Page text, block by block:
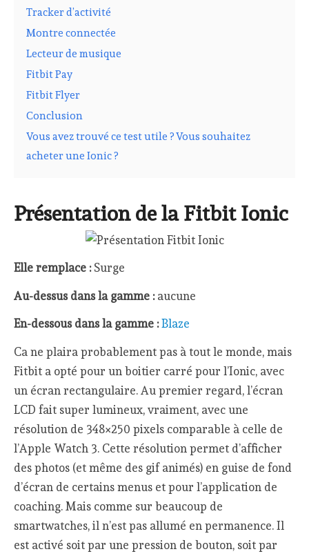
Tracker d’activité
Montre connectée
Lecteur de musique
Fitbit Pay
Fitbit Flyer
Conclusion
Vous avez trouvé ce test utile ? Vous souhaitez
acheter une Ionic ?
Présentation de la Fitbit Ionic
Elle remplace :Surge
Au-dessus dans la gamme :aucune
En-dessous dans la gamme : Blaze
Ca ne plaira probablement pas à tout le monde, mais
Fitbit a opté pour un boitier carré pour l’Ionic, avec
un écran rectangulaire. Au premier regard, l’écran
LCD fait super lumineux, vraiment, avec une
résolution de 348×250 pixels comparable à celle de
l’Apple Watch 3. Cette résolution permet d’afficher
des photos (et même des gif animés) en guise de fond
d’écran de certains menus et pour l’application de
coaching. Mais comme sur beaucoup de
smartwatches, il n’est pas allumé en permanence. Il
est activé soit par une pression de bouton, soit par